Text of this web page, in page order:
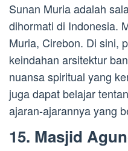
Sunan Muria adalah
dihormati di Indonesia.
Muria, Cirebon. Di sini,
keindahan arsitektur
nuansa spiritual yang
juga dapat belajar
ajaran-ajarannya yang
15. Masjid